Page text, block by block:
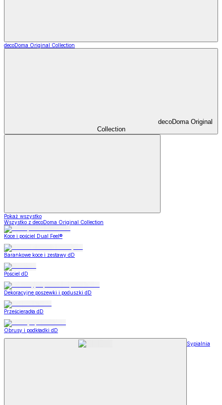
decoDoma Original Collection
decoDoma Original
Collection
Pokaż wszystko
Wszystko z decoDoma Original Collection
Koce i pościel Dual Feel®
Barankowe koce i zestawy dD
Pościel dD
Dekoracyjne poszewki i poduszki dD
Prześcieradła dD
Obrusy i podkładki dD
Sypialnia